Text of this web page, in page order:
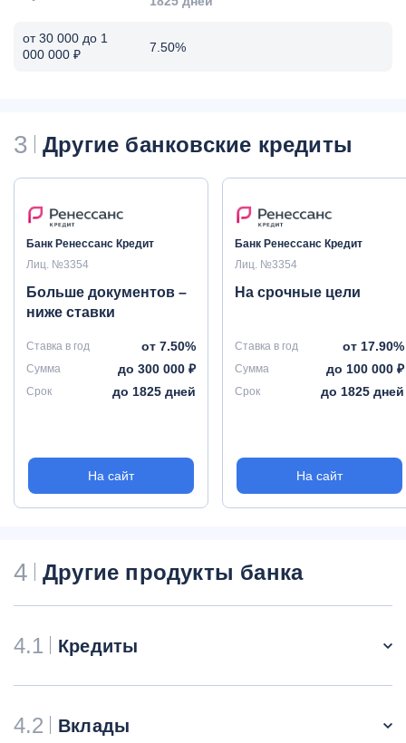
от 30 000 до 1
000 000 ₽
7.50%
3 Другие банковские кредиты
Банк Ренессанс Кредит
Лиц. №3354
Больше документов –
ниже ставки
Ставка в год от 7.50%
Сумма до 300 000 ₽
Срок до 1825 дней
На сайт
Банк Ренессанс Кредит
Лиц. №3354
На срочные цели
Ставка в год от 17.90%
Сумма до 100 000 ₽
Срок до 1825 дней
На сайт
4 Другие продукты банка
4.1 Кредиты
4.2 Вклады